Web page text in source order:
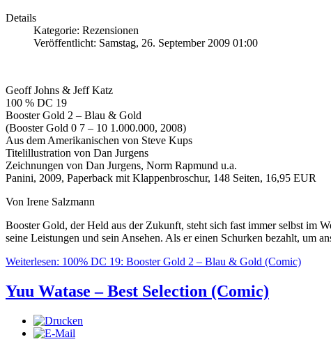
Details
Kategorie: Rezensionen
Veröffentlicht: Samstag, 26. September 2009 01:00
Geoff Johns & Jeff Katz
100 % DC 19
Booster Gold 2 – Blau & Gold
(Booster Gold 0 7 – 10 1.000.000, 2008)
Aus dem Amerikanischen von Steve Kups
Titelillustration von Dan Jurgens
Zeichnungen von Dan Jurgens, Norm Rapmund u.a.
Panini, 2009, Paperback mit Klappenbroschur, 148 Seiten, 16,95 EUR
Von Irene Salzmann
Booster Gold, der Held aus der Zukunft, steht sich fast immer selbst im
seine Leistungen und sein Ansehen. Als er einen Schurken bezahlt, um
Weiterlesen: 100% DC 19: Booster Gold 2 – Blau & Gold (Comic)
Yuu Watase – Best Selection (Comic)